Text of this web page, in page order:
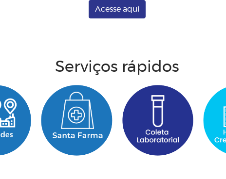
Orientador Médico
Serviços rápidos